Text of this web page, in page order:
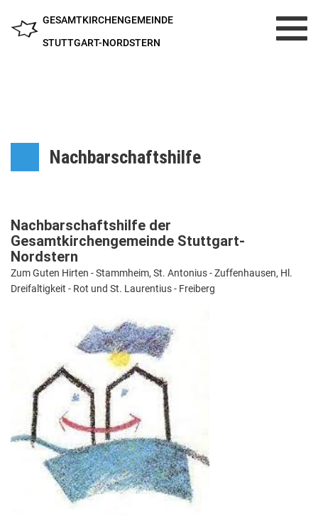
GESAMTKIRCHENGEMEINDE
STUTTGART-NORDSTERN
Nachbarschaftshilfe
Nachbarschaftshilfe der
Gesamtkirchengemeinde Stuttgart-
Nordstern
Zum Guten Hirten - Stammheim, St. Antonius - Zuffenhausen, Hl.
Dreifaltigkeit - Rot und St. Laurentius - Freiberg